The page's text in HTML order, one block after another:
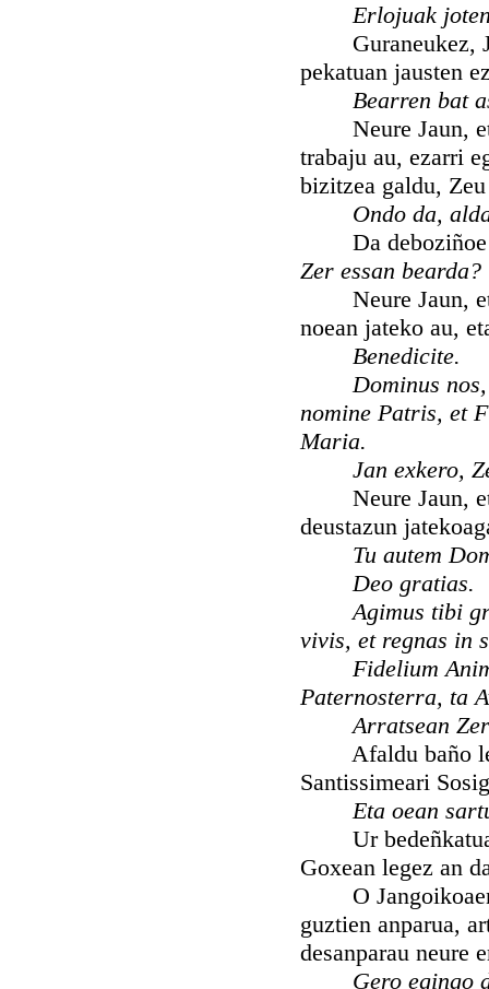
Erlojuak
Guraneukez,
pekatuan jausten
Bearren bat
Neure Jaun, eta
trabaju au, ezarri
bizitzea galdu,
Ondo da,
Da deboziñoe
Zer essan bearda?
Neure Jaun, eta
noean jateko au,
Benedicite.
Dominus
nomine Patris, et
Maria.
Jan exkero,
Neure Jaun, eta
deustazun
Tu autem
Deo gratias.
Agimus tibi
vivis, et regnas in
Fidelium
Paternosterra, ta
Arratsean
Afaldu baño
Santissimeari
Eta oean
Ur bedeñkatua
Goxean legez an
O Jangoikoaen
guztien anparua,
desanparau neure
Gero egingo